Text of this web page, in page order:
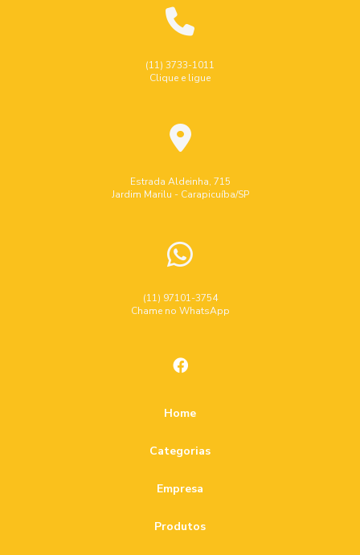
(11) 3733-1011
Clique e ligue
Estrada Aldeinha, 715
Jardim Marilu - Carapicuíba/SP
(11) 97101-3754
Chame no WhatsApp
Home
Categorias
Empresa
Produtos